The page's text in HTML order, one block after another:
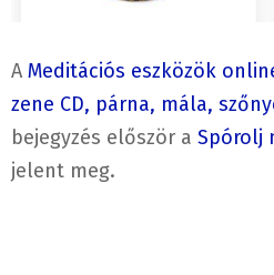
A Meditációs eszközök
zene CD, párna, mála,
bejegyzés először a Spórolj
jelent meg.